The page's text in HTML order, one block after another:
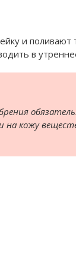
и поливают
в
на кожу